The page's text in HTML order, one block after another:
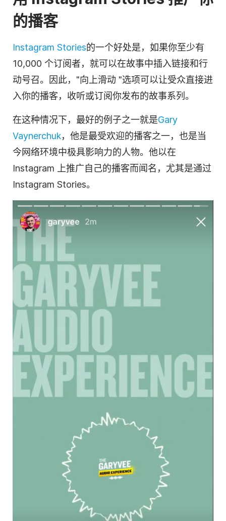
的播客
Instagram Stories的一个好处是，如果你至少有
10,000 个订阅者，就可以在故事中插入链接和行
动号召。因此，"向上滑动 "选项可以让受众直接进
入你的播客，收听或订阅你发布的故事系列。
在这种情况下，最好的例子之一就是Gary
Vaynerchuk，他是最受欢迎的播客之一，也是当
今网络环境中极具影响力的人物。他以在
Instagram 上推广自己的播客而闻名，尤其是通过
Instagram Stories。